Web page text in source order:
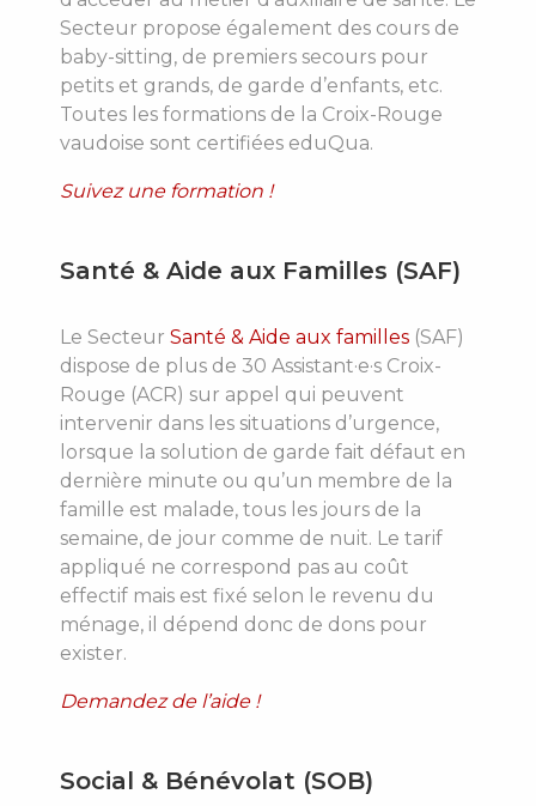
Secteur propose également des cours de
baby-sitting, de premiers secours pour
petits et grands, de garde d’enfants, etc.
Toutes les formations de la Croix-Rouge
vaudoise sont certifiées eduQua.
Suivez une formation !
Santé & Aide aux Familles (SAF)
Le Secteur Santé & Aide aux familles (SAF)
dispose de plus de 30 Assistant·e·s Croix-
Rouge (ACR) sur appel qui peuvent
intervenir dans les situations d’urgence,
lorsque la solution de garde fait défaut en
dernière minute ou qu’un membre de la
famille est malade, tous les jours de la
semaine, de jour comme de nuit. Le tarif
appliqué ne correspond pas au coût
effectif mais est fixé selon le revenu du
ménage, il dépend donc de dons pour
exister.
Demandez de l’aide !
Social & Bénévolat (SOB)